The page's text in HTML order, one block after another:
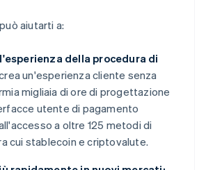
aiutarti a:
della procedura di
un'esperienza cliente senza
migliaia di ore di progettazione
utente di pagamento
a oltre 125 metodi di
cui stablecoin e criptovalute.